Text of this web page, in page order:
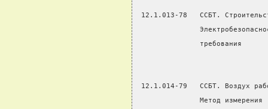
12.1.013-78   ССБТ.
               требования
12.1.014-79   ССБТ. Воздух
               Метод измерения